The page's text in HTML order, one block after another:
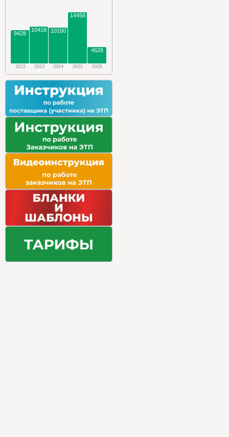
9428
10418 10100
14458
4628
2022 2023 2024 2025 2026